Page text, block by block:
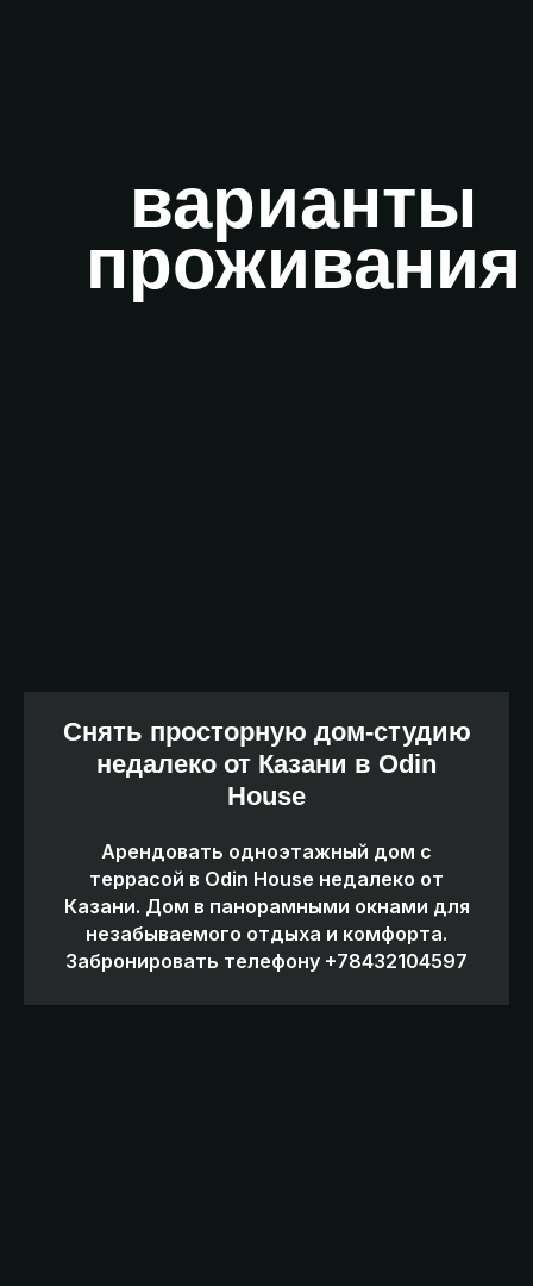
варианты
проживания
Снять просторную дом-студию
недалеко от Казани в Odin
House
Арендовать одноэтажный дом с
террасой в Odin House недалеко от
Казани. Дом в панорамными окнами для
незабываемого отдыха и комфорта.
Забронировать телефону +78432104597